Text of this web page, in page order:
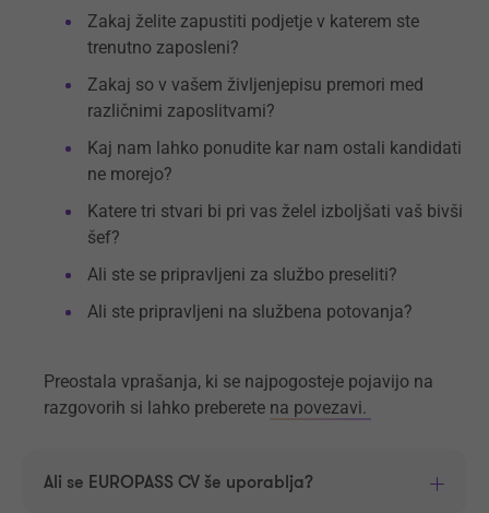
Zakaj želite zapustiti podjetje v katerem ste
trenutno zaposleni?
Zakaj so v vašem življenjepisu premori med
različnimi zaposlitvami?
Kaj nam lahko ponudite kar nam ostali kandidati
ne morejo?
Katere tri stvari bi pri vas želel izboljšati vaš bivši
šef?
Ali ste se pripravljeni za službo preseliti?
Ali ste pripravljeni na službena potovanja?
Preostala vprašanja, ki se najpogosteje pojavijo na
razgovorih si lahko preberete na povezavi.
Ali se EUROPASS CV še uporablja?